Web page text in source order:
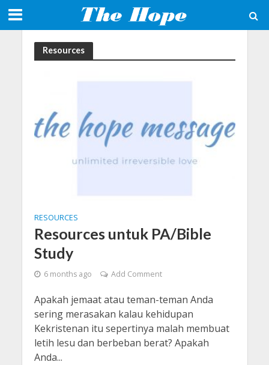
Resources
RESOURCES
Resources untuk PA/Bible
Study
6 months ago Add Comment
Apakah jemaat atau teman-teman Anda
sering merasakan kalau kehidupan
Kekristenan itu sepertinya malah membuat
letih lesu dan berbeban berat? Apakah
Anda...